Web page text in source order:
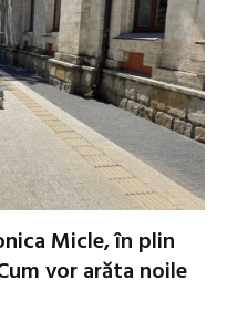
Micle, în plin
vor arăta noile